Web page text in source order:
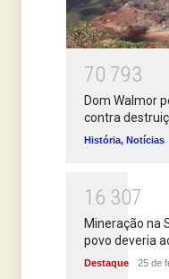
70 793
Dom Walmor
contra
História, Notícias
1 6 307
Mineração na
povo deveria
Destaque 25 de